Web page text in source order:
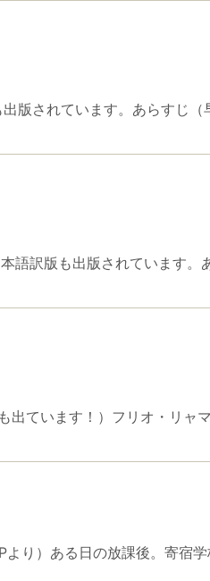
版されています。あらすじ（
語訳版も出版されています。
出ています！）フリオ・リャ
り）ある日の放課後。寄宿学